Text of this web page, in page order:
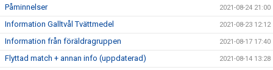
Påminnelser 2021-08-24 21:00
Information Galltvål Tvättmedel 2021-08-23 12:12
Information från föräldragruppen 2021-08-17 17:40
Flyttad match + annan info (uppdaterad) 2021-08-14 13:28